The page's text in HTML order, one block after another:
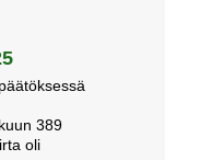
389
oli